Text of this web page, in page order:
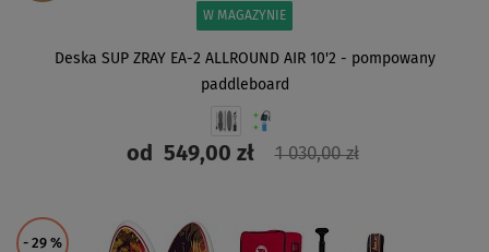
W MAGAZYNIE
Deska SUP ZRAY EA-2 ALLROUND AIR 10'2 - pompowany
paddleboard
od549,00 zł 1 030,00 zł
- 29 %